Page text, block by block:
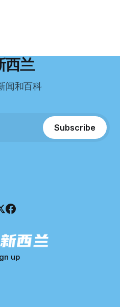
成绩是45分，而申请要求是58
经逼近
握，资产处置是否合理仍待核
西兰
闻和百科
Subscribe
up